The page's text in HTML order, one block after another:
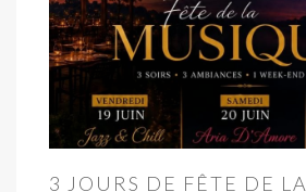
3 JOURS DE FÊTE DE LA